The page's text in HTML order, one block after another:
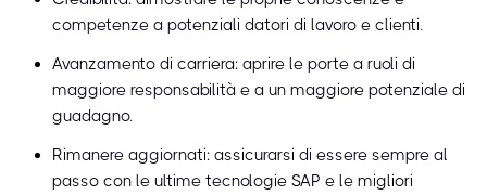
competenze a potenziali datori di lavoro e clienti.
Avanzamento di carriera: aprire le porte a ruoli di
maggiore responsabilità e a un maggiore potenziale di
guadagno.
Rimanere aggiornati: assicurarsi di essere sempre al
passo con le ultime tecnologie SAP e le migliori